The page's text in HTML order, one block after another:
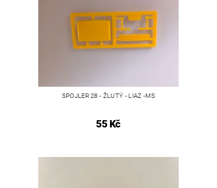
SPOJLER 28 - ŽLUTÝ - LIAZ -MS
55 Kč